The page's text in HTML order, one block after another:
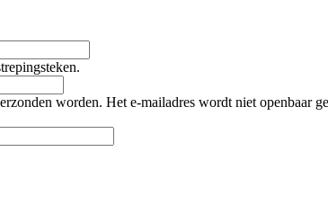
worden. Het e-mailadres wordt niet